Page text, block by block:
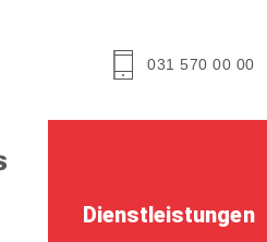
031 570 00 00
Dienstleistungen